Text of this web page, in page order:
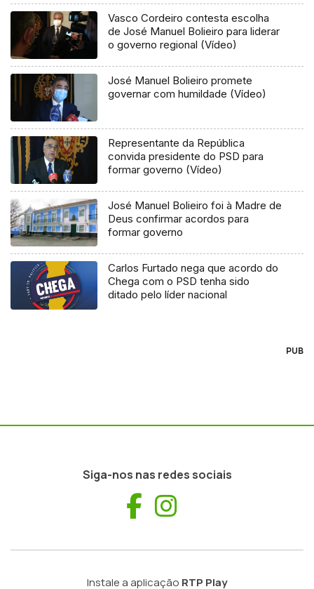
Vasco Cordeiro contesta escolha
de José Manuel Bolieiro para liderar
o governo regional (Vídeo)
José Manuel Bolieiro promete
governar com humildade (Vídeo)
Representante da República
convida presidente do PSD para
formar governo (Vídeo)
José Manuel Bolieiro foi à Madre de
Deus confirmar acordos para
formar governo
Carlos Furtado nega que acordo do
Chega com o PSD tenha sido
ditado pelo líder nacional
PUB
Siga-nos nas redes sociais
Facebook
Instale a aplicação RTP Play